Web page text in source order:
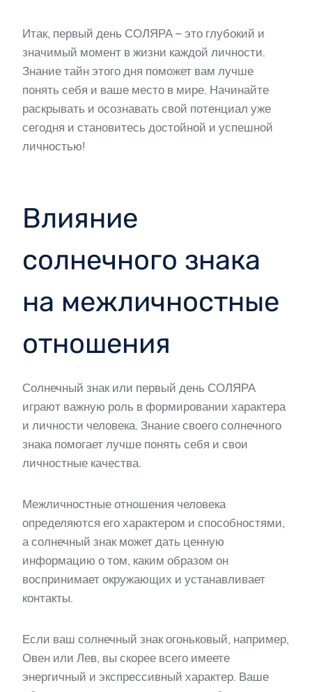
Итак, первый день СОЛЯРА – это глубокий и
значимый момент в жизни каждой личности.
Знание тайн этого дня поможет вам лучше
понять себя и ваше место в мире. Начинайте
раскрывать и осознавать свой потенциал уже
сегодня и становитесь достойной и успешной
личностью!
Влияние
солнечного знака
на межличностные
отношения
Солнечный знак или первый день СОЛЯРА
играют важную роль в формировании характера
и личности человека. Знание своего солнечного
знака помогает лучше понять себя и свои
личностные качества.
Межличностные отношения человека
определяются его характером и способностями,
а солнечный знак может дать ценную
информацию о том, каким образом он
воспринимает окружающих и устанавливает
контакты.
Если ваш солнечный знак огоньковый, например,
Овен или Лев, вы скорее всего имеете
энергичный и экспрессивный характер. Ваше